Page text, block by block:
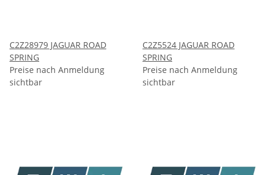
C2Z28979 JAGUAR ROAD
SPRING
Preise nach Anmeldung
sichtbar
C2Z5524 JAGUAR ROAD
SPRING
Preise nach Anmeldung
sichtbar